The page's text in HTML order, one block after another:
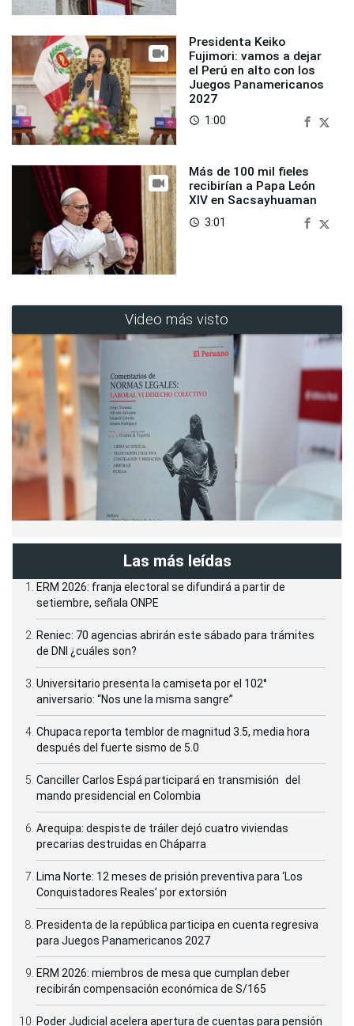
Presidenta Keiko
Fujimori: vamos a dejar
el Perú en alto con los
Juegos Panamericanos
2027
access_time 1:00
Más de 100 mil fieles
recibirían a Papa León
XIV en Sacsayhuaman
access_time 3:01
Video más visto
Las más leídas
ERM 2026: franja electoral se difundirá a partir de
setiembre, señala ONPE
Reniec: 70 agencias abrirán este sábado para trámites
de DNI ¿cuáles son?
Universitario presenta la camiseta por el 102°
aniversario: “Nos une la misma sangre”
Chupaca reporta temblor de magnitud 3.5, media hora
después del fuerte sismo de 5.0
Canciller Carlos Espá participará en transmisión del
mando presidencial en Colombia
Arequipa: despiste de tráiler dejó cuatro viviendas
precarias destruidas en Cháparra
Lima Norte: 12 meses de prisión preventiva para ‘Los
Conquistadores Reales’ por extorsión
Presidenta de la república participa en cuenta regresiva
para Juegos Panamericanos 2027
ERM 2026: miembros de mesa que cumplan deber
recibirán compensación económica de S/165
Poder Judicial acelera apertura de cuentas para pensión